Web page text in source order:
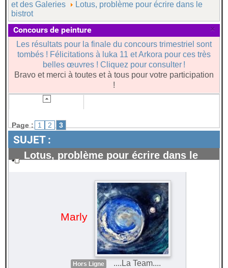
et des Galeries
Lotus, problème pour écrire dans le
bistrot
×
Concours de peinture
Les résultats pour la finale du concours trimestriel sont
tombés ! Félicitations à luka 11 et Arkora pour ces très
belles œuvres ! Cliquez pour consulter !
Bravo et merci à toutes et à tous pour votre participation
!
Page : 1 2 3
SUJET :
Lotus, problème pour écrire dans le
Marly
Hors Ligne
....La Team....